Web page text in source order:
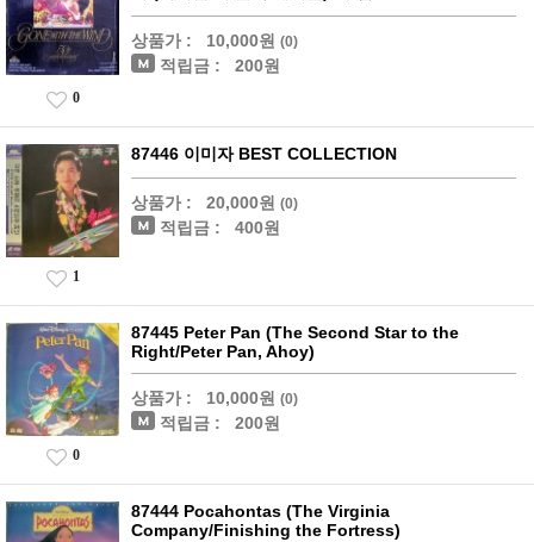
상품가 : 10,000원 (0)
적립금 : 200원
0
87446 이미자 BEST COLLECTION
상품가 : 20,000원 (0)
적립금 : 400원
1
87445 Peter Pan (The Second Star to the
Right/Peter Pan, Ahoy)
상품가 : 10,000원 (0)
적립금 : 200원
0
87444 Pocahontas (The Virginia
Company/Finishing the Fortress)